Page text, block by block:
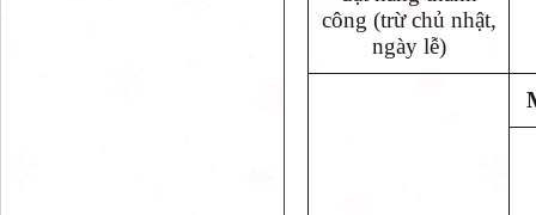
công (trừ chủ nhật,
ngày lễ)